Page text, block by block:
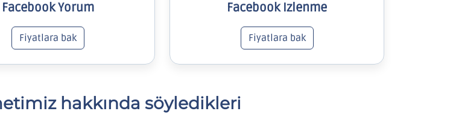
Facebook Yorum
Fiyatlara bak
Facebook Izlenme
Fiyatlara bak
hakkında söyledikleri